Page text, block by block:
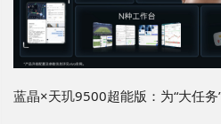
蓝晶×天玑9500超能版：为“大任